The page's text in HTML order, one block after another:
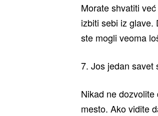
Morate shvatiti
izbiti sebi iz glave.
ste mogli veoma
7. Jos jedan savet
Nikad ne
mesto. Ako vidite